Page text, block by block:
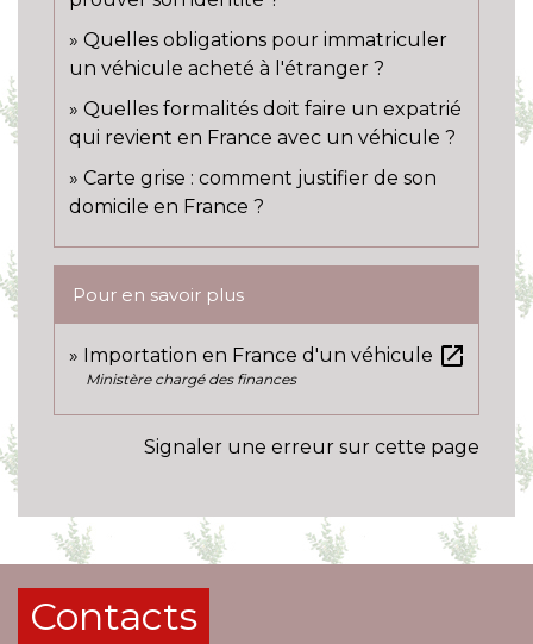
Quelles obligations pour immatriculer
un véhicule acheté à l'étranger ?
Quelles formalités doit faire un expatrié
qui revient en France avec un véhicule ?
Carte grise : comment justifier de son
domicile en France ?
Pour en savoir plus
Importation en France d'un véhicule open_in_new
Ministère chargé des finances
Signaler une erreur sur cette page
Contacts